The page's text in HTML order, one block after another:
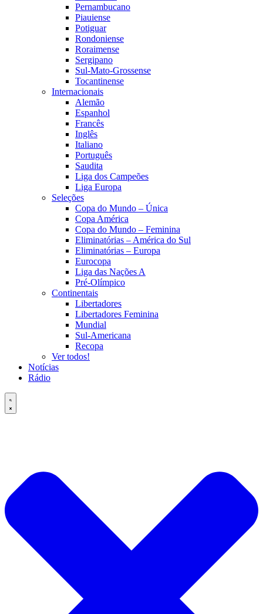
Pernambucano
Piauiense
Potiguar
Rondoniense
Roraimense
Sergipano
Sul-Mato-Grossense
Tocantinense
Internacionais
Alemão
Espanhol
Francês
Inglês
Italiano
Português
Saudita
Liga dos Campeões
Liga Europa
Seleções
Copa do Mundo – Única
Copa América
Copa do Mundo – Feminina
Eliminatórias – América do Sul
Eliminatórias – Europa
Eurocopa
Liga das Nações A
Pré-Olímpico
Continentais
Libertadores
Libertadores Feminina
Mundial
Sul-Americana
Recopa
Ver todos!
Notícias
Rádio